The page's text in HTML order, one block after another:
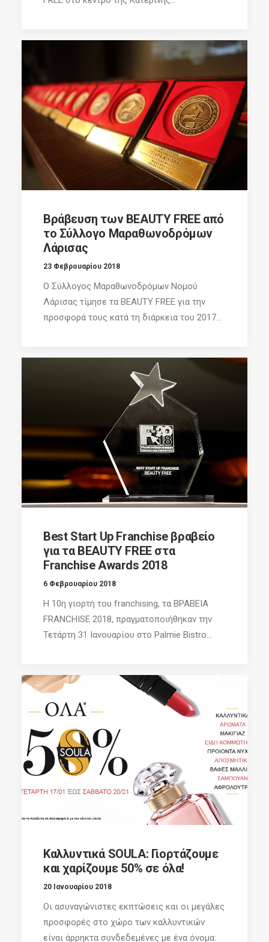
Βράβευση των BEAUTY FREE από
το Σύλλογο Μαραθωνοδρόμων
Λάρισας
23 Φεβρουαρίου 2018
Ο Σύλλογος Μαραθωνοδρόμων Νομού
Λάρισας τίμησε τα BEAUTY FREE για την
προσφορά τους κατά τη διάρκεια του 2017...
Best Start Up Franchise βραβείο
για τα BEAUTY FREE στα
Franchise Awards 2018
6 Φεβρουαρίου 2018
Η 10η γιορτή του franchising, τα ΒΡΑΒΕΙΑ
FRANCHISE 2018, πραγματοποιήθηκαν την
Τετάρτη 31 Ιανουαρίου στο Palmie Bistro...
Καλλυντικά SOULA: Γιορτάζουμε
και χαρίζουμε 50% σε όλα!
20 Ιανουαρίου 2018
Οι ασυναγώνιστες εκπτώσεις και οι μεγάλες
προσφορές στο χώρο των καλλυντικών
είναι άρρηκτα συνδεδεμένες με ένα όνομα: